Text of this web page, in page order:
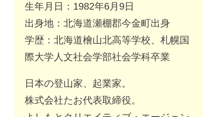
生年月日：1982年6月9日
出身地：北海道瀬棚郡今金町出身
学歴：北海道檜山北高等学校、札幌国
際大学人文社会学部社会学科卒業
日本の登山家、起業家。
株式会社たお代表取締役。